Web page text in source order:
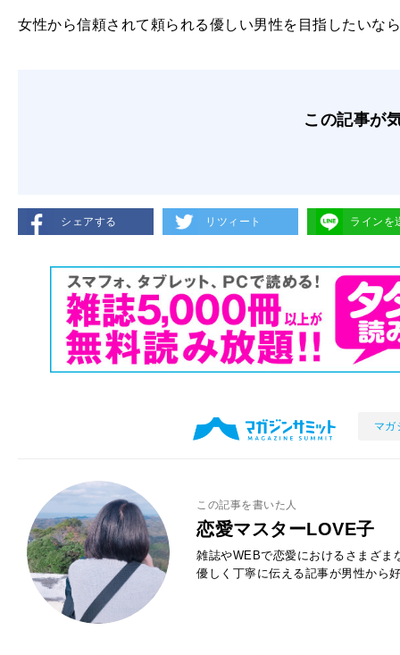
女性から信頼されて頼られる優しい男性を目指したいな
この記事が
シェアする リツィート ラインを
マガ
この記事を書いた人
恋愛マスターLOVE子
雑誌やWEBで恋愛におけるさまざま
優しく丁寧に伝える記事が男性から